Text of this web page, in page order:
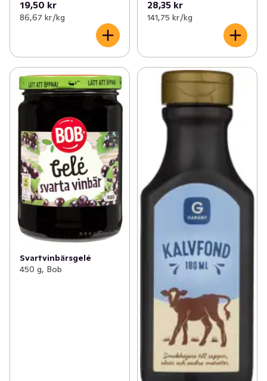
19,50 kr
86,67 kr /kg
28,35 kr
141,75 kr /kg
Svartvinbärsgelé
450 g, Bob